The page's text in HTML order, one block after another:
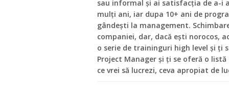
sau informal și ai satisfacția de a-i
mulți ani, iar dupa 10+ ani de
gândești la management.
companiei, dar, dacă ești norocos,
o serie de traininguri high level și ți
Project Manager și ți se oferă o
ce vrei să lucrezi, ceva apropiat de